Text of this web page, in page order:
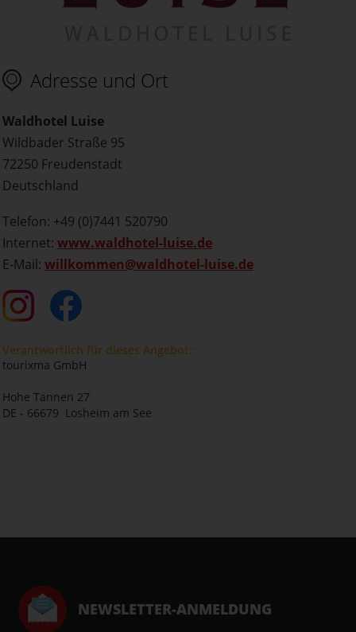
Adresse und Ort
Waldhotel Luise
Wildbader Straße 95
72250 Freudenstadt
Deutschland
Telefon: +49 (0)7441 520790
Internet: www.waldhotel-luise.de
E-Mail: willkommen@waldhotel-luise.de
Verantwortlich für dieses Angebot:
tourixma GmbH
Hohe Tannen 27
DE - 66679 Losheim am See
NEWSLETTER-ANMELDUNG